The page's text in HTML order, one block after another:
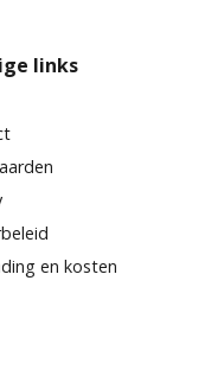
links
en kosten